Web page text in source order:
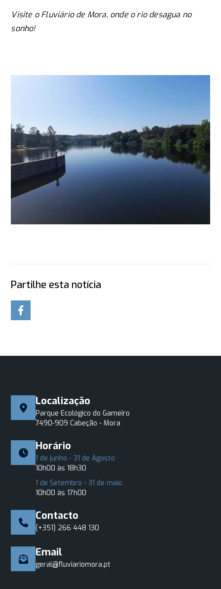
Visite o Fluviário de Mora, onde o rio desagua no
sonho!
Partilhe esta notícia
Localização
Parque Ecológico do Gameiro
7490-909 Cabeção - Mora
Horário
1 de junho - 31 de Agosto
10h00 às 18h30
1 de Setembro - 31 de maio
10h00 às 17h00
Contacto
(+351) 266 448 130
Email
geral@fluviariomora.pt